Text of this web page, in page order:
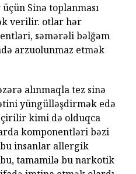
Sinə toplanması
verilir. otlar hər
səmərəli bəlğəm
arzuolunmaz etmək
alınmaqla tez sinə
yüngülləşdirmək edə
kimi də olduqca
komponentləri bəzi
insanlar allergik
tamamilə bu narkotik